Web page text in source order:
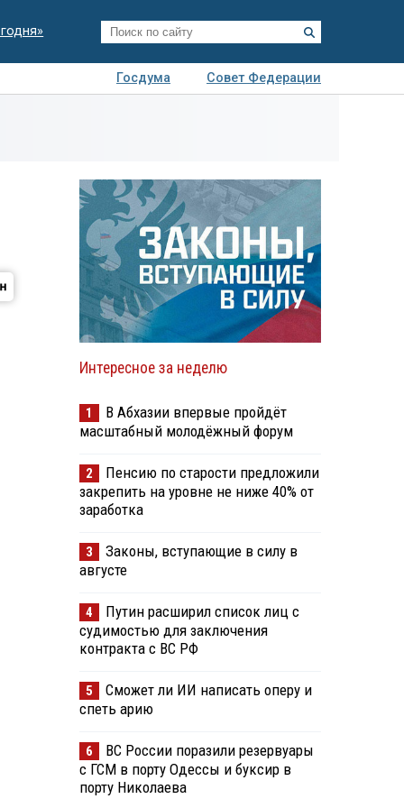
Госдума
Совет Федерации
Интересное за неделю
1
В Абхазии впервые пройдёт
масштабный молодёжный форум
2
Пенсию по старости предложили
закрепить на уровне не ниже 40% от
заработка
3
Законы, вступающие в силу в
августе
4
Путин расширил список лиц с
судимостью для заключения
контракта с ВС РФ
5
Сможет ли ИИ написать оперу и
спеть арию
6
ВС России поразили резервуары
с ГСМ в порту Одессы и буксир в
порту Николаева